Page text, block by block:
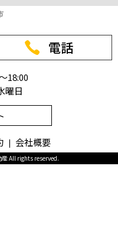
電話
18:00
曜日
会社概要
All rights reserved.